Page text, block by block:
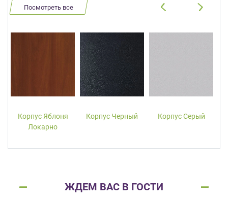
Посмотреть все
Корпус Яблоня
Локарно
Корпус Черный Корпус Серый
ЖДЕМ ВАС В ГОСТИ